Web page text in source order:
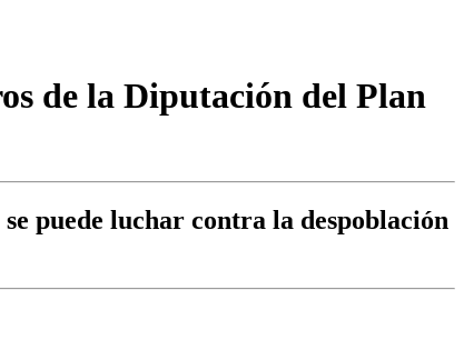
de la Diputación del Plan
puede luchar contra la despoblación